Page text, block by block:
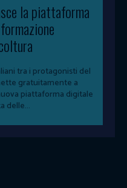
la piattaforma
tra i protagonisti del
gratuitamente a
piattaforma digitale
delle...